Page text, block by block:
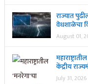
राज्यात
वेधशाळेचा
August 01,
केंद्रीय
July 31, 2026